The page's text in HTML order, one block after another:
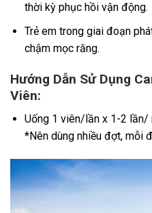
thời kỳ phục hồi vận động.
Trẻ em trong giai đoạn
chậm mọc răng.
Hướng Dẫn Sử Dụng
Viên:
Uống 1 viên/lần x 1-2 lần/
*Nên dùng nhiều đợt, mỗi